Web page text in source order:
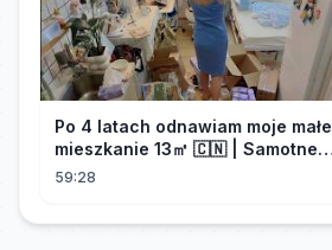
Po 4 latach odnawiam moje małe
mieszkanie 13㎡ 🇨🇳 | Samotne
życie w Chinach
59:28